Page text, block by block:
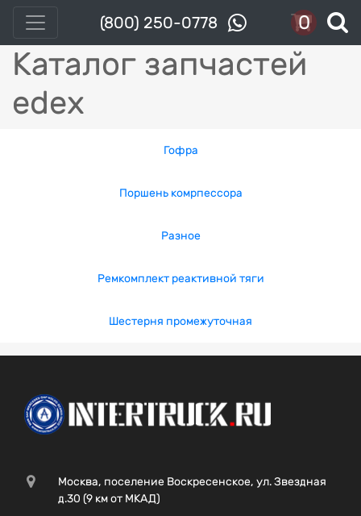
(800) 250-0778 0
Каталог запчастей
edex
Гофра
Поршень комрпессора
Разное
Ремкомплект реактивной тяги
Шестерня промежуточная
Москва, поселение Воскресенское, ул. Звездная
д.30 (9 км от МКАД)